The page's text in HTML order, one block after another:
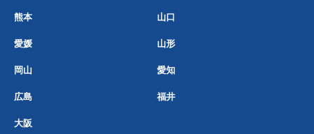
熊本 山口
愛媛 山形
岡山 愛知
広島 福井
大阪